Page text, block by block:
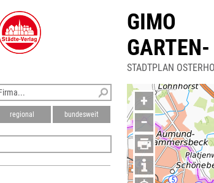
GIMO
STADTPLAN
+
−
regional bundesweit